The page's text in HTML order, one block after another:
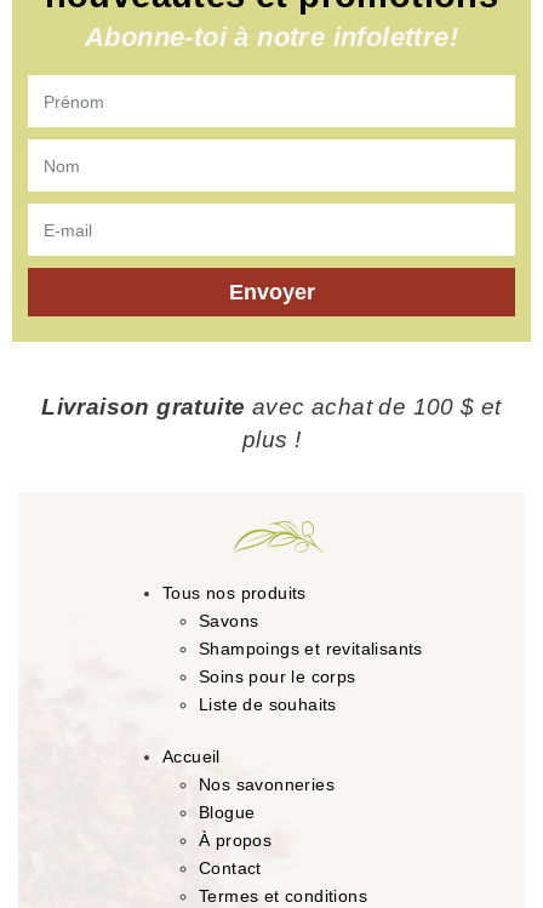
Abonne-toi à notre infolettre!
Envoyer
Livraison gratuite avec achat de 100 $ et
plus !
Tous nos produits
Savons
Shampoings et revitalisants
Soins pour le corps
Liste de souhaits
Accueil
Nos savonneries
Blogue
À propos
Contact
Termes et conditions